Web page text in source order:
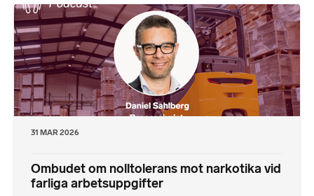
31 MAR 2026
Ombudet om nolltolerans mot narkotika vid
farliga arbetsuppgifter